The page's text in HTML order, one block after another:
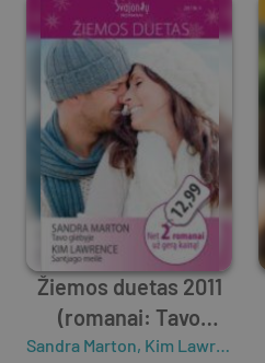
Žiemos duetas 2011
(romanai: Tavo
glėbyje, Santjago
Sandra Marton, Kim Lawrence